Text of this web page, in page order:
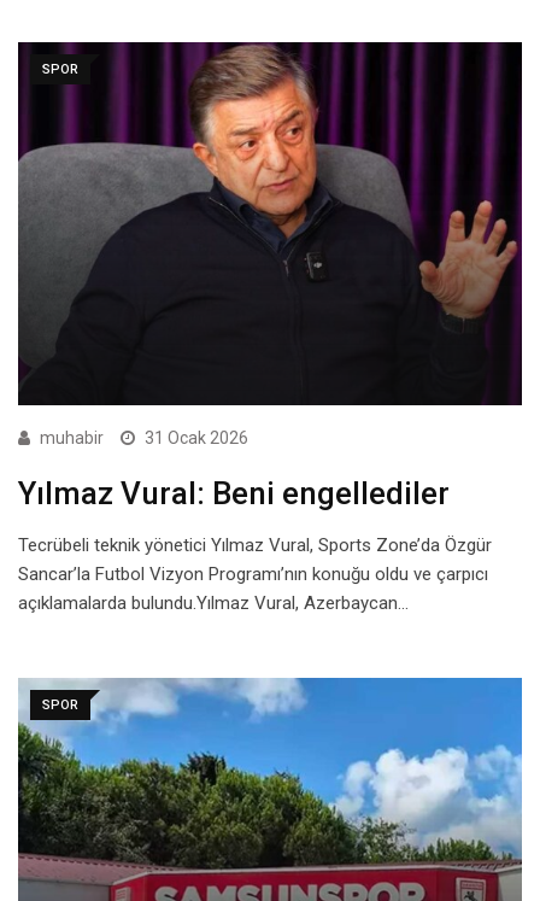
SPOR
muhabir 31 Ocak 2026
Yılmaz Vural: Beni engellediler
Tecrübeli teknik yönetici Yılmaz Vural, Sports Zone’da Özgür
Sancar’la Futbol Vizyon Programı’nın konuğu oldu ve çarpıcı
açıklamalarda bulundu.Yılmaz Vural, Azerbaycan…
SPOR